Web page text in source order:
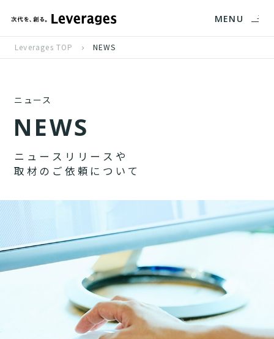
MENU
Leverages TOP NEWS
ニュース
NEWS
ニ ュ ー ス リ リ ー ス や
取 材 の ご 依 頼 に つ い て